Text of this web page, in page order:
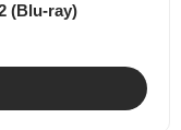
(Blu-ray)